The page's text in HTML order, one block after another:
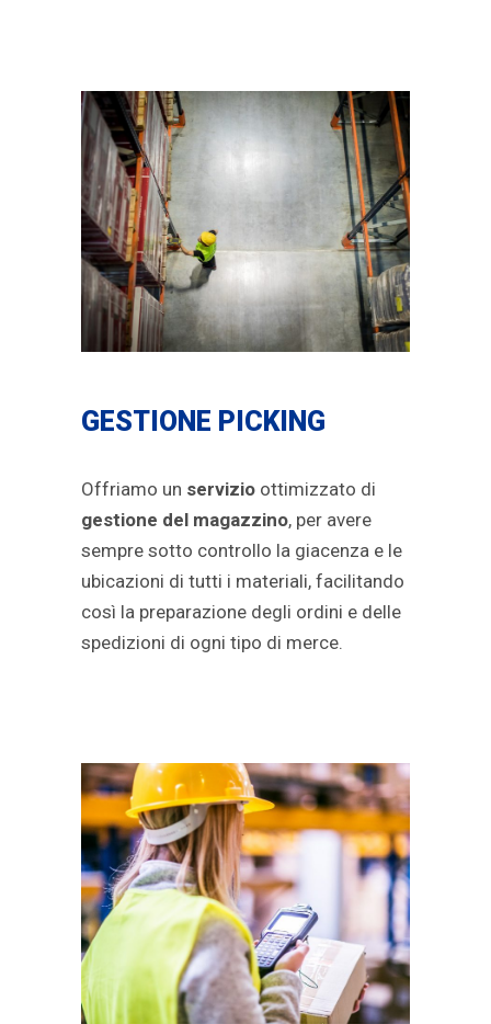
GESTIONE PICKING
Offriamo un servizio ottimizzato di
gestione del magazzino, per avere
sempre sotto controllo la giacenza e le
ubicazioni di tutti i materiali, facilitando
così la preparazione degli ordini e delle
spedizioni di ogni tipo di merce.